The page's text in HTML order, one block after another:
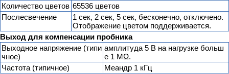
Количество цветов 65536 цветов
Послесвечение
1 сек, 2 сек, 5 сек, бесконечно, отключено.
Отображение цветом поддерживается.
Выход для компенсации пробника
Выходное напряжение (типи
чное)
амплитуда 5 В на нагрузке больш
е 1 MΩ.
Частота (типичное)
Меандр 1 кГц